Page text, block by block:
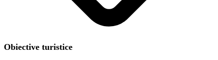
Obiective turistice